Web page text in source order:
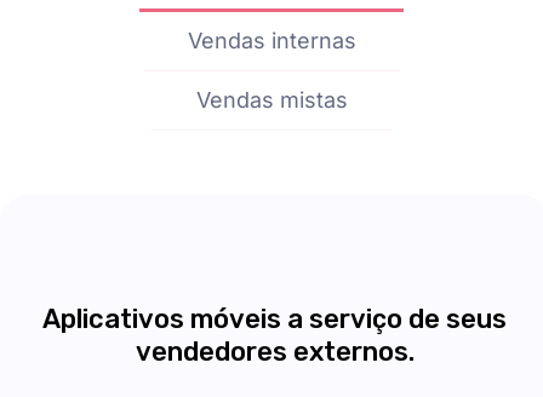
Vendas internas
Vendas mistas
Aplicativos móveis a serviço de seus
vendedores externos.